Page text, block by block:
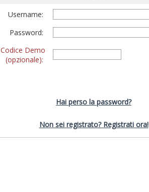
Username:
Password:
Codice Demo
(opzionale):
Hai perso la password?
Non sei registrato? Registrati ora!